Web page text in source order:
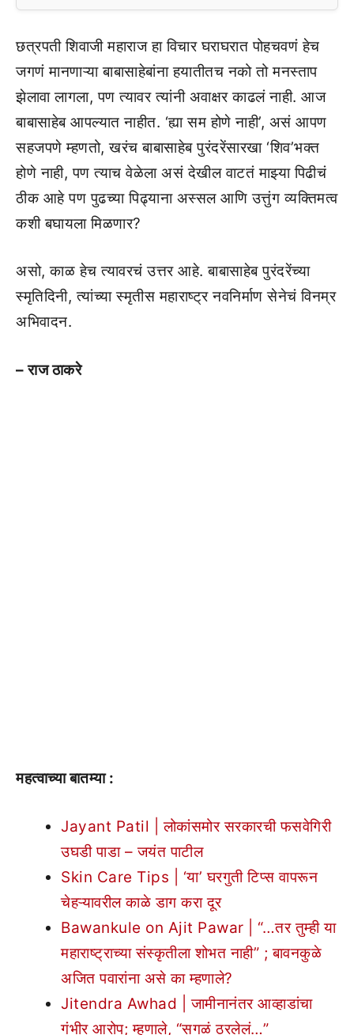
छत्रपती शिवाजी महाराज हा विचार घराघरात पोहचवणं हेच
जगणं मानणाऱ्या बाबासाहेबांना हयातीतच नको तो मनस्ताप
झेलावा लागला, पण त्यावर त्यांनी अवाक्षर काढलं नाही. आज
बाबासाहेब आपल्यात नाहीत. ‘ह्या सम होणे नाही’, असं आपण
सहजपणे म्हणतो, खरंच बाबासाहेब पुरंदरेंसारखा ‘शिव’भक्त
होणे नाही, पण त्याच वेळेला असं देखील वाटतं माझ्या पिढीचं
ठीक आहे पण पुढच्या पिढ्याना अस्सल आणि उत्तुंग व्यक्तिमत्व
कशी बघायला मिळणार?
असो, काळ हेच त्यावरचं उत्तर आहे. बाबासाहेब पुरंदरेंच्या
स्मृतिदिनी, त्यांच्या स्मृतीस महाराष्ट्र नवनिर्माण सेनेचं विनम्र
अभिवादन.
– राज ठाकरे
महत्वाच्या बातम्या :
Jayant Patil | लोकांसमोर सरकारची फसवेगिरी
उघडी पाडा – जयंत पाटील
Skin Care Tips | ‘या’ घरगुती टिप्स वापरून
चेहऱ्यावरील काळे डाग करा दूर
Bawankule on Ajit Pawar | “…तर तुम्ही या
महाराष्ट्राच्या संस्कृतीला शोभत नाही” ; बावनकुळे
अजित पवारांना असे का म्हणाले?
Jitendra Awhad | जामीनानंतर आव्हाडांचा
गंभीर आरोप; म्हणाले, “सगळं ठरलेलं…”